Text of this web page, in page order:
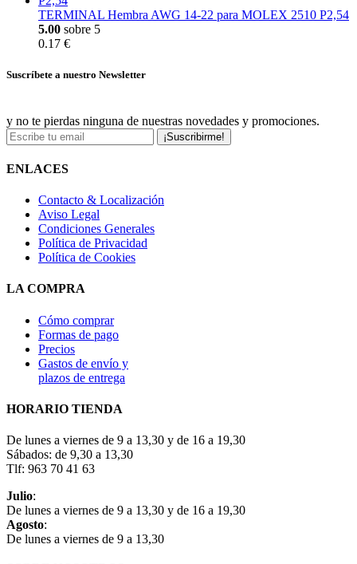
TERMINAL Hembra AWG 14-22 para MOLEX 2510 P2,54
5.00 sobre 5
0.17 €
Suscríbete a nuestro Newsletter
y no te pierdas ninguna de nuestras novedades y promociones.
¡Suscribirme!
ENLACES
Contacto & Localización
Aviso Legal
Condiciones Generales
Política de Privacidad
Política de Cookies
LA COMPRA
Cómo comprar
Formas de pago
Precios
Gastos de envío y
plazos de entrega
HORARIO TIENDA
De lunes a viernes de 9 a 13,30 y de 16 a 19,30
Sábados: de 9,30 a 13,30
Tlf: 963 70 41 63
Julio:
De lunes a viernes de 9 a 13,30 y de 16 a 19,30
Agosto:
De lunes a viernes de 9 a 13,30